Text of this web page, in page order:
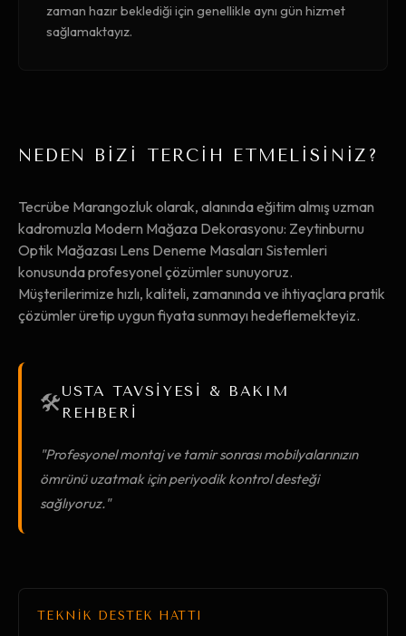
zaman hazır beklediği için genellikle aynı gün hizmet
sağlamaktayız.
NEDEN BİZİ TERCİH ETMELİSİNİZ?
Tecrübe Marangozluk olarak, alanında eğitim almış uzman
kadromuzla Modern Mağaza Dekorasyonu: Zeytinburnu
Optik Mağazası Lens Deneme Masaları Sistemleri
konusunda profesyonel çözümler sunuyoruz.
Müşterilerimize hızlı, kaliteli, zamanında ve ihtiyaçlara pratik
çözümler üretip uygun fiyata sunmayı hedeflemekteyiz.
🛠️USTA TAVSİYESİ & BAKIM
REHBERİ
"Profesyonel montaj ve tamir sonrası mobilyalarınızın
ömrünü uzatmak için periyodik kontrol desteği
sağlıyoruz."
TEKNİK DESTEK HATTI